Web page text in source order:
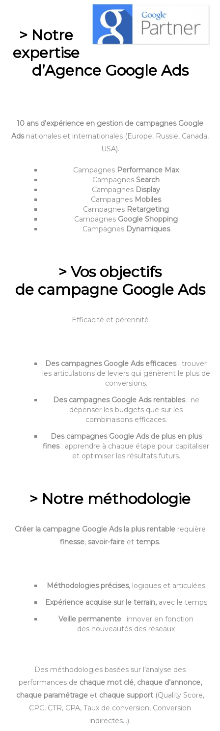
> Notre
expertise
d’Agence Google Ads
10 ans d’expérience en gestion de campagnes Google
Adsnationales et internationales (Europe, Russie, Canada,
USA).
Campagnes Performance Max
Campagnes Search
Campagnes Display
Campagnes Mobiles
Campagnes Retargeting
Campagnes Google Shopping
Campagnes Dynamiques
> Vos objectifs
de campagne Google Ads
Efficacité et pérennité
Des campagnes Google Ads efficaces: trouver
les articulations de leviers qui génèrent le plus de
conversions.
Des campagnes Google Ads rentables: ne
dépenser les budgets que sur les
combinaisons efficaces.
Des campagnes Google Ads de plus en plus
fines: apprendre à chaque étape pour capitaliser
et optimiser les résultats futurs.
> Notre méthodologie
Créer la campagne Google Ads la plus rentablerequière
finesse, savoir-faire et temps.
Méthodologies précises, logiques et articulées
Expérience acquise sur le terrain, avec le temps
Veille permanente : innover en fonction
des nouveautés des réseaux
Des méthodologies basées sur l’analyse des
performances de chaque mot clé, chaque d’annonce,
chaque paramétrage et chaque support(Quality Score,
CPC, CTR, CPA, Taux de conversion, Conversion
indirectes…).